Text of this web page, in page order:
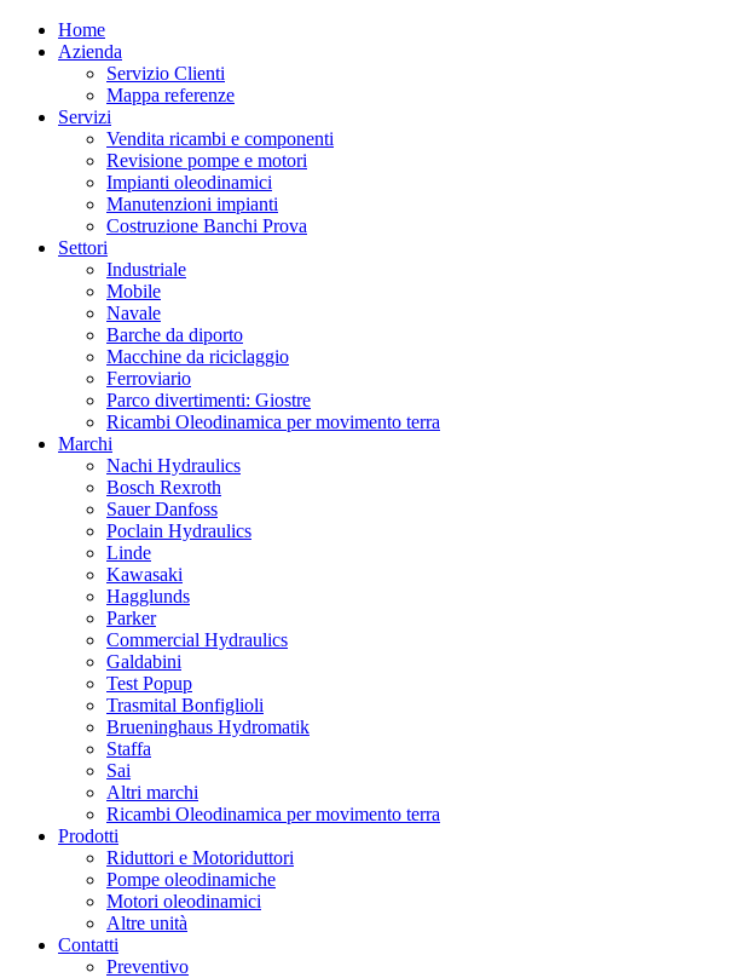
Home
Azienda
Servizio Clienti
Mappa referenze
Servizi
Vendita ricambi e componenti
Revisione pompe e motori
Impianti oleodinamici
Manutenzioni impianti
Costruzione Banchi Prova
Settori
Industriale
Mobile
Navale
Barche da diporto
Macchine da riciclaggio
Ferroviario
Parco divertimenti: Giostre
Ricambi Oleodinamica per movimento terra
Marchi
Nachi Hydraulics
Bosch Rexroth
Sauer Danfoss
Poclain Hydraulics
Linde
Kawasaki
Hagglunds
Parker
Commercial Hydraulics
Galdabini
Test Popup
Trasmital Bonfiglioli
Brueninghaus Hydromatik
Staffa
Sai
Altri marchi
Ricambi Oleodinamica per movimento terra
Prodotti
Riduttori e Motoriduttori
Pompe oleodinamiche
Motori oleodinamici
Altre unità
Contatti
Preventivo